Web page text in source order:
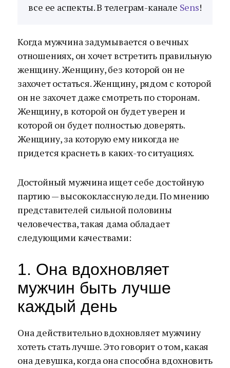
все ее аспекты. В телеграм-канале Sens!
Когда мужчина задумывается о вечных
отношениях, он хочет встретить правильную
женщину. Женщину, без которой он не
захочет остаться. Женщину, рядом с которой
он не захочет даже смотреть по сторонам.
Женщину, в которой он будет уверен и
которой он будет полностью доверять.
Женщину, за которую ему никогда не
придется краснеть в каких-то ситуациях.
Достойный мужчина ищет себе достойную
партию — высококлассную леди. По мнению
представителей сильной половины
человечества, такая дама обладает
следующими качествами:
1. Она вдохновляет
мужчин быть лучше
каждый день
Она действительно вдохновляет мужчину
хотеть стать лучше. Это говорит о том, какая
она девушка, когда она способна вдохновить